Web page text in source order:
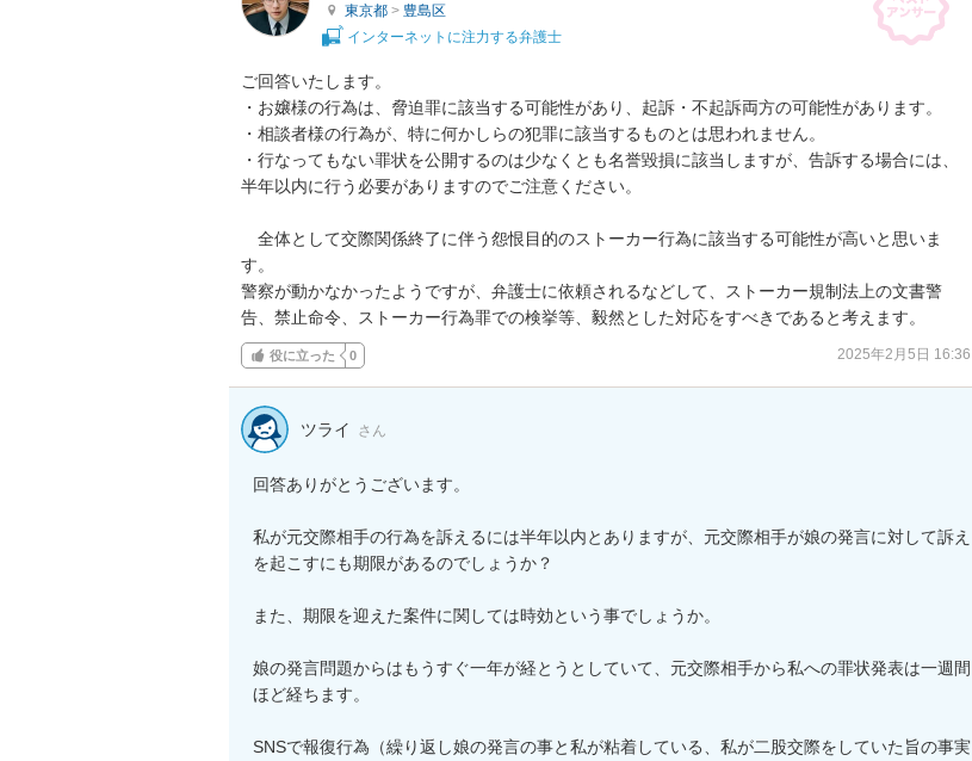
東京都 > 豊島区
インターネットに注力する弁護士
ご回答いたします。
・お嬢様の行為は、脅迫罪に該当する可能性があり、起訴・不起訴両方の可能性があります。
・相談者様の行為が、特に何かしらの犯罪に該当するものとは思われません。
・行なってもない罪状を公開するのは少なくとも名誉毀損に該当しますが、告訴する場合には、
半年以内に行う必要がありますのでご注意ください。
全体として交際関係終了に伴う怨恨目的のストーカー行為に該当する可能性が高いと思いま
す。
警察が動かなかったようですが、弁護士に依頼されるなどして、ストーカー規制法上の文書警
告、禁止命令、ストーカー行為罪での検挙等、毅然とした対応をすべきであると考えます。
役に立った 0 2025年2月5日 16:36
ツライ さん
回答ありがとうございます。
私が元交際相手の行為を訴えるには半年以内とありますが、元交際相手が娘の発言に対して訴え
を起こすにも期限があるのでしょうか？
また、期限を迎えた案件に関しては時効という事でしょうか。
娘の発言問題からはもうすぐ一年が経とうとしていて、元交際相手から私への罪状発表は一週間
ほど経ちます。
SNSで報復行為（繰り返し娘の発言の事と私が粘着している、私が二股交際をしていた旨の事実